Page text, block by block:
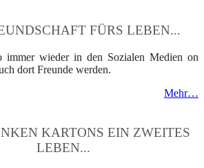
FÜRS LEBEN...
immer wieder in den Sozialen Medien on
dort Freunde werden.
Mehr…
KARTONS EIN ZWEITES
LEBEN...